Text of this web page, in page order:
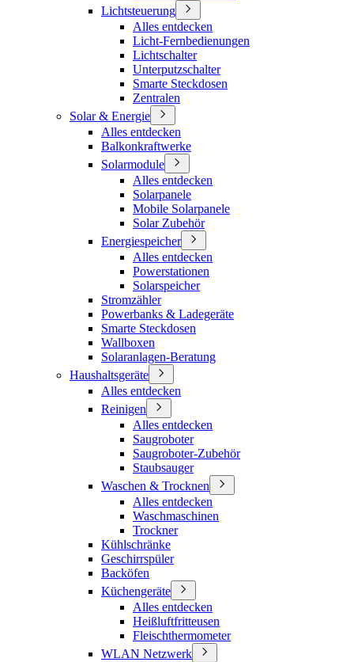
Lichtsteuerung
Alles entdecken
Licht-Fernbedienungen
Lichtschalter
Unterputzschalter
Smarte Steckdosen
Zentralen
Solar & Energie
Alles entdecken
Balkonkraftwerke
Solarmodule
Alles entdecken
Solarpanele
Mobile Solarpanele
Solar Zubehör
Energiespeicher
Alles entdecken
Powerstationen
Solarspeicher
Stromzähler
Powerbanks & Ladegeräte
Smarte Steckdosen
Wallboxen
Solaranlagen-Beratung
Haushaltsgeräte
Alles entdecken
Reinigen
Alles entdecken
Saugroboter
Saugroboter-Zubehör
Staubsauger
Waschen & Trocknen
Alles entdecken
Waschmaschinen
Trockner
Kühlschränke
Geschirrspüler
Backöfen
Küchengeräte
Alles entdecken
Heißluftfritteusen
Fleischthermometer
WLAN Netzwerk